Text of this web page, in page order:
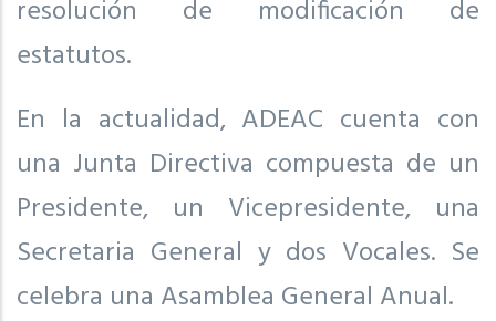
resolución de modificación de
estatutos.
En la actualidad, ADEAC cuenta con
una Junta Directiva compuesta de un
Presidente, un Vicepresidente, una
Secretaria General y dos Vocales. Se
celebra una Asamblea General Anual.